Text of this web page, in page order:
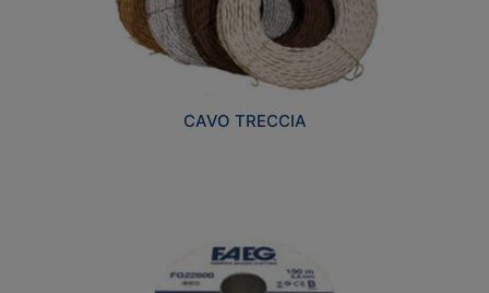
CAVO TRECCIA